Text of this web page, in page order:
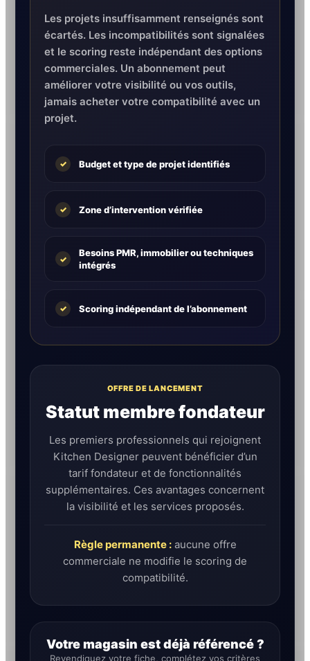
Les projets insuffisamment renseignés sont
écartés. Les incompatibilités sont signalées
et le scoring reste indépendant des options
commerciales. Un abonnement peut
améliorer votre visibilité ou vos outils,
jamais acheter votre compatibilité avec un
projet.
✓ Budget et type de projet identifiés
✓ Zone d’intervention vérifiée
✓
Besoins PMR, immobilier ou techniques
intégrés
✓ Scoring indépendant de l’abonnement
OFFRE DE LANCEMENT
Statut membre fondateur
Les premiers professionnels qui rejoignent
Kitchen Designer peuvent bénéficier d’un
tarif fondateur et de fonctionnalités
supplémentaires. Ces avantages concernent
la visibilité et les services proposés.
Règle permanente :aucune offre
commerciale ne modifie le scoring de
compatibilité.
Votre magasin est déjà référencé ?
Revendiquez votre fiche, complétez vos critères